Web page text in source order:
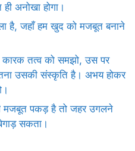
ही अनोखा होगा।
है, जहाँ हम खुद को मजबूत बनाने
तत्व को समझो, उस पर
उसकी संस्कृति है। अभय होकर
मजबूत पकड़ है तो जहर उगलने
सकता।